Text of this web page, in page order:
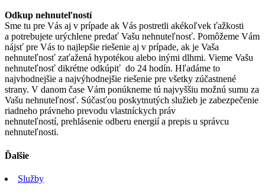
Odkup nehnuteľností
Sme tu pre Vás aj v prípade ak Vás postretli akékoľvek ťažkosti
a potrebujete urýchlene predať Vašu nehnuteľnosť. Pomôžeme Vám
nájsť pre Vás to najlepšie riešenie aj v prípade, ak je Vaša
nehnuteľnosť zaťažená hypotékou alebo inými dlhmi. Vieme Vašu
nehnuteľnosť dikrétne odkúpiť do 24 hodín. Hľadáme to
najvhodnejšie a najvýhodnejšie riešenie pre všetky zúčastnené
strany. V danom čase Vám ponúkneme tú najvyššiu možnú sumu za
Vašu nehnuteľnosť. Súčasťou poskytnutých služieb je zabezpečenie
riadneho právneho prevodu vlastníckych práv
nehnuteľností, prehlásenie odberu energií a prepis u správcu
nehnuteľnosti.
Ďalšie
Služby